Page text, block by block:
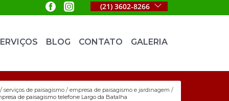
(21) 3602-8266
BLOG CONTATO GALERIA
serviços de paisagismo
empresa de paisagismo e jardinagem
de paisagismo telefone Largo da Batalha